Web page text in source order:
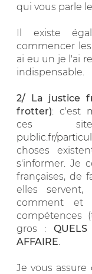
qui vous parle
Il existe
commencer
ai eu un je l'ai
indispensable.
2/ La justice
frotter): c'est
ces
public.fr/
choses
s'informer. Je
françaises, de
elles
comment et
compétences
gros :
AFFAIRE.
Je vous